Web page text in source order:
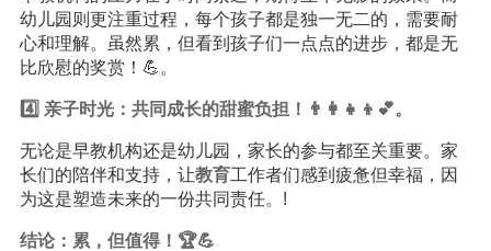
幼儿园则更注重过程，每个孩子都是独一无二的，需要耐
心和理解。虽然累，但看到孩子们一点点的进步，都是无
比欣慰的奖赏！💪。
4️⃣ 亲子时光：共同成长的甜蜜负担！👨‍👩‍👧‍👦💕。
无论是早教机构还是幼儿园，家长的参与都至关重要。家
长们的陪伴和支持，让教育工作者们感到疲惫但幸福，因
为这是塑造未来的一份共同责任。!
结论：累，但值得！🏆💪